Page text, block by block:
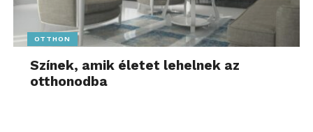
OTTHON
Színek, amik életet lehelnek az
otthonodba